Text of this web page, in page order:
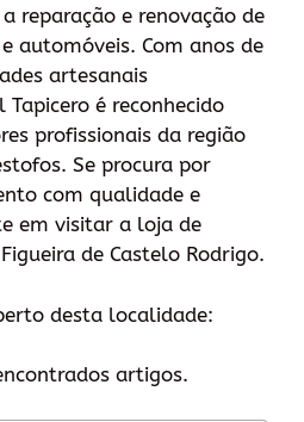
reparação e renovação de
automóveis. Com anos de
artesanais
Tapicero é reconhecido
profissionais da região
Se procura por
com qualidade e
em visitar a loja de
de Castelo Rodrigo.
desta localidade:
artigos.